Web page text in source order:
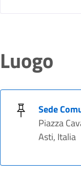
Luogo
Sede
Piazza
Asti, Italia